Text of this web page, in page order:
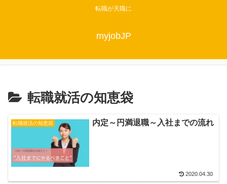
転職が天職に
myjobJP
転職就活の知恵袋
転職就活の知恵袋 内定～円満退職～入社までの流れ
2020.04.30